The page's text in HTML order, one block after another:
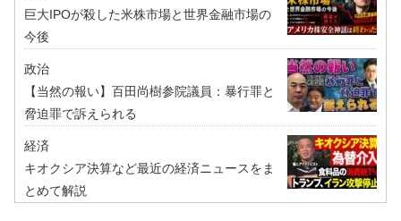
巨大IPOが殺した米株市場と世界金融市場の
今後
政治
【当然の報い】百田尚樹参院議員：暴行罪と
脅迫罪で訴えられる
経済
キオクシア決算など最近の経済ニュースをま
とめて解説